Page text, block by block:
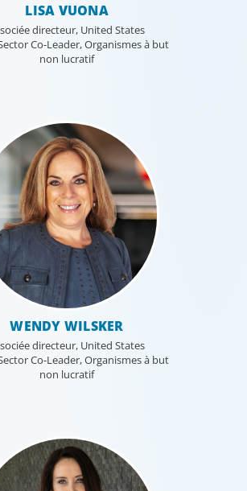
LISA VUONA
directeur, United States
Co-Leader, Organismes à but
non lucratif
WENDY WILSKER
directeur, United States
Co-Leader, Organismes à but
non lucratif